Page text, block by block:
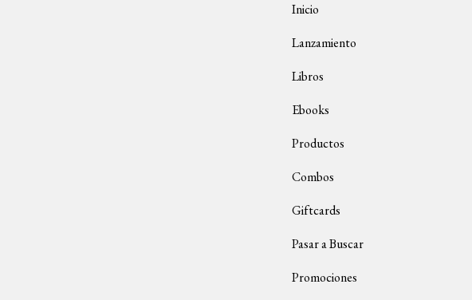
Inicio
Lanzamiento
Libros
Ebooks
Productos
Combos
Giftcards
Pasar a Buscar
Promociones